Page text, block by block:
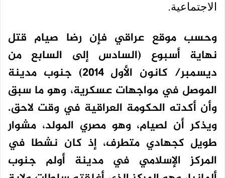
الاجتماعية.
وحسب موقع عراقي فإن رضا صيام قتل
نهاية أسبوع (السادس إلى السابع من
ديسمبر/ كانون الأول 2014) جنوب مدينة
الموصل في مواجهات عسكرية، وهو ما سبق
وأن أكدته الحكومة العراقية في وقت لاحق.
ويذكر أن لصيام، وهو مصري المولد، مشوار
طويل كجهادي متطرف، إذ كان نشطا في
المركز الإسلامي في مدينة أولم جنوب